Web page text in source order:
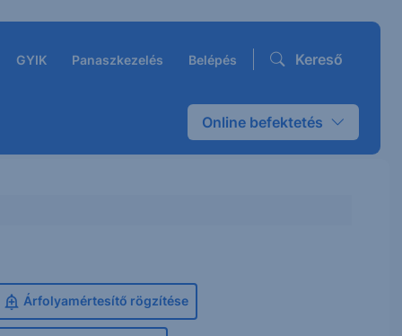
GYIK Panaszkezelés Belépés Kereső
Online befektetés
Árfolyamértesítő rögzítése